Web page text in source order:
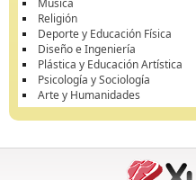
Música
Religión
Deporte y Educación Física
Diseño e Ingeniería
Plástica y Educación Artística
Psicología y Sociología
Arte y Humanidades